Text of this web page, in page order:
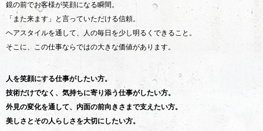
鏡の前でお客様が笑顔になる瞬間。
「また来ます」と言っていただける信頼。
ヘアスタイルを通して、人の毎日を少し明るくできること。
そこに、この仕事ならではの大きな価値があります。
人を笑顔にする仕事がしたい方。
技術だけでなく、気持ちに寄り添う仕事がしたい方。
外見の変化を通して、内面の前向きさまで支えたい方。
美しさとその人らしさを大切にしたい方。